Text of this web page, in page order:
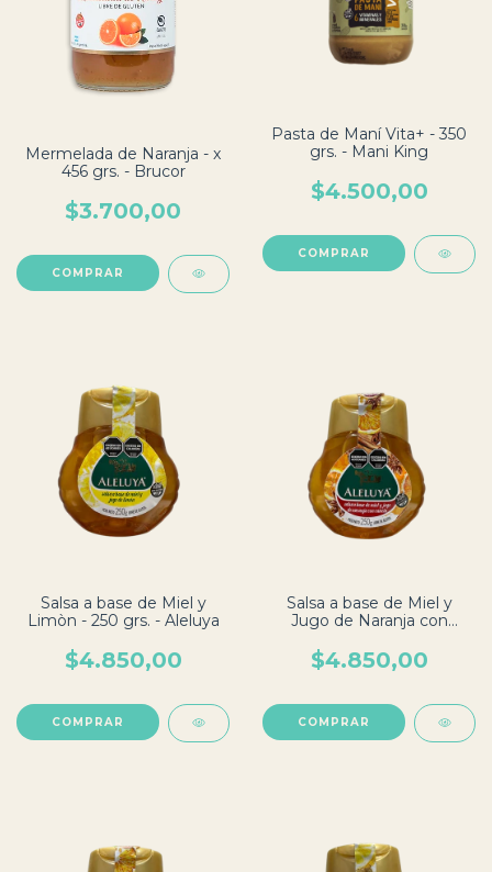
Mermelada de Naranja - x
456 grs. - Brucor
$3.700,00
Pasta de Maní Vita+ - 350
grs. - Mani King
$4.500,00
Salsa a base de Miel y
Limòn - 250 grs. - Aleluya
$4.850,00
Salsa a base de Miel y
Jugo de Naranja con
$4.850,00